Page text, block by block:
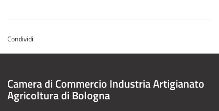
Condividi:
Camera di Commercio Industria Artigianato
Agricoltura di Bologna